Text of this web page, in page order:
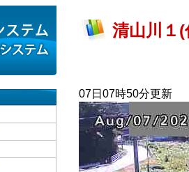
清山川１
07日07時50分更新